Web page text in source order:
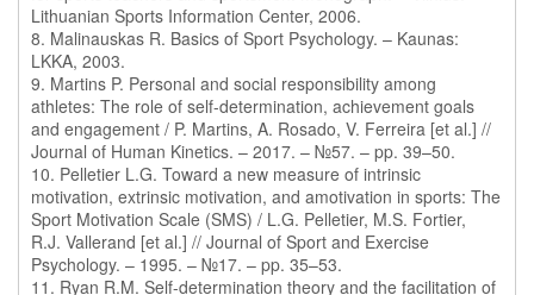
Lithuanian Sports Information Center, 2006.
8. Malinauskas R. Basics of Sport Psychology. – Kaunas:
LKKA, 2003.
9. Martins P. Personal and social responsibility among
athletes: The role of self-determination, achievement goals
and engagement / P. Martins, A. Rosado, V. Ferreira [et al.] //
Journal of Human Kinetics. – 2017. – №57. – pp. 39–50.
10. Pelletier L.G. Toward a new measure of intrinsic
motivation, extrinsic motivation, and amotivation in sports: The
Sport Motivation Scale (SMS) / L.G. Pelletier, M.S. Fortier,
R.J. Vallerand [et al.] // Journal of Sport and Exercise
Psychology. – 1995. – №17. – pp. 35–53.
11. Ryan R.M. Self-determination theory and the facilitation of